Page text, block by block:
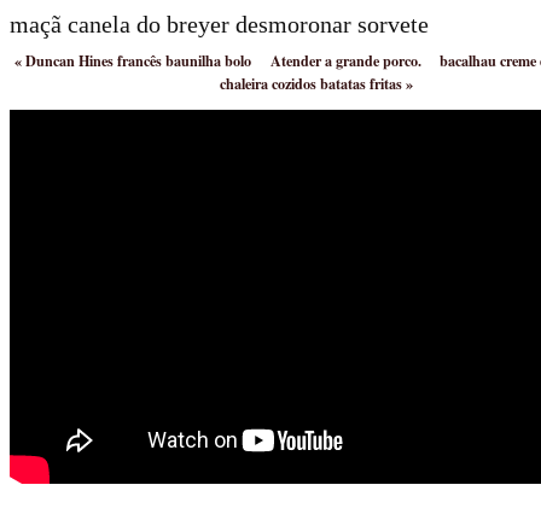
maçã canela do breyer desmoronar sorvete
«Duncan Hines francês baunilha bolo Atender a grande porco.
bacalhau creme
chaleira cozidos batatas fritas»